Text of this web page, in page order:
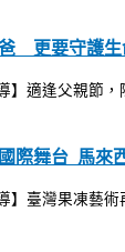
更要守護生
】適逢父親節
際舞台 馬來
】臺灣果凍藝